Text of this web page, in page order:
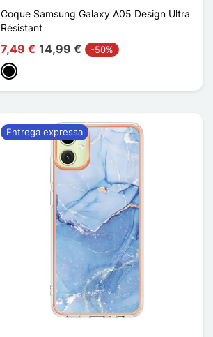
Coque Samsung Galaxy A05 Design Ultra
Résistant
7,49 € 14,99 € -50%
Preto
Entrega expressa